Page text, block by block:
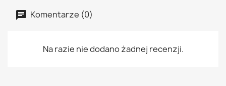
Komentarze (0)
Na razie nie dodano żadnej recenzji.